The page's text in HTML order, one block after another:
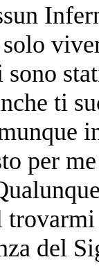
ti
per
del